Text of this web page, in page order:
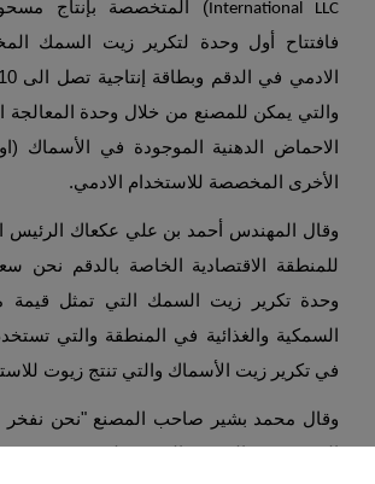
International LLC
)
المتخصصة بإنتاج
فافتتاح أول وحدة لتكرير زيت السمك
والتي يمكن للمصنع من خلال وحدة المعالجة
الأخرى المخصصة للاستخدام الادمي.
وقال المهندس أحمد بن علي عكعاك الرئيس
للمنطقة الاقتصادية الخاصة بالدقم نحن
وحدة تكرير زيت السمك التي تمثل قيمة
السمكية والغذائية في المنطقة والتي
في تكرير زيت الأسماك والتي تنتج زيوت
وقال محمد بشير صاحب المصنع "نحن نفخر